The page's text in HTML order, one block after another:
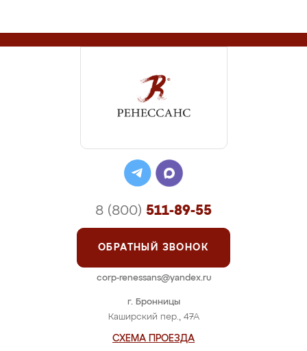
г. Бронницы
Каширский пер., 47А
СХЕМА ПРОЕЗДА
8 (800) 511-89-55
ОБРАТНЫЙ ЗВОНОК
corp-renessans@yandex.ru